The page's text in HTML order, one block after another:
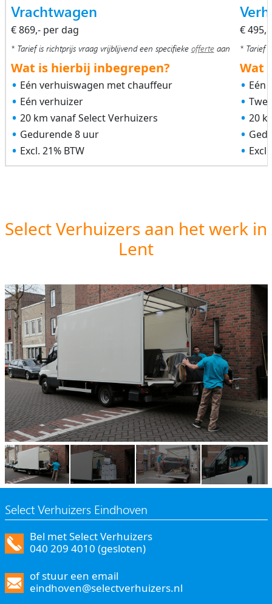
Vrachtwagen
€ 869,- per dag
* Tarief is richtprijs vraag vrijblijvend een specifieke offerteaan
Wat is hierbij inbegrepen?
Eén verhuiswagen met chauffeur
Eén verhuizer
20 km vanaf Select Verhuizers
Gedurende 8 uur
Excl. 21% BTW
€
* Tarief
Wat
Eén
20
Excl.
Select Verhuizers aan het werk in
Lent
Select Verhuizers Eindhoven
Bel met Select Verhuizers
040 209 4010 (gesloten)
of stuur een email
eindhoven@selectverhuizers.nl